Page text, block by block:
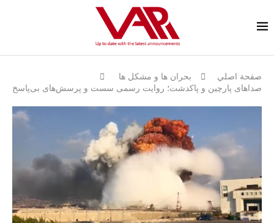
صفحة اصلي
بحران ها و مشكل ها
صداهای پارچین و پاکدشت؛ روایت رسمی سست و پرسش‌های بی‌پاسخ